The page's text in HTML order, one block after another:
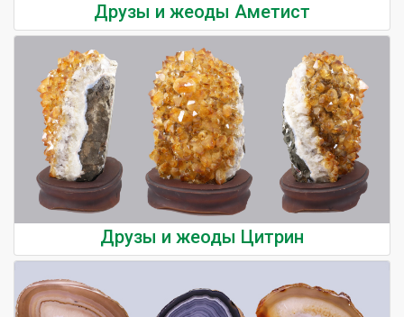
Друзы и жеоды Аметист
Друзы и жеоды Цитрин